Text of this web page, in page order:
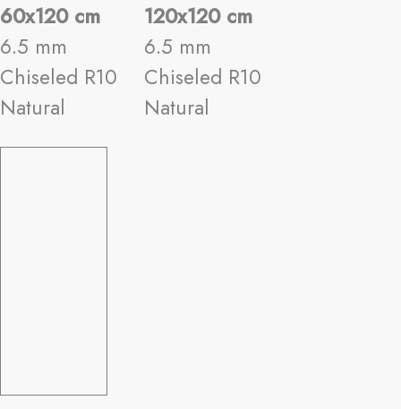
60x120 cm
6.5 mm
Chiseled R10
Natural
120x120 cm
6.5 mm
Chiseled R10
Natural